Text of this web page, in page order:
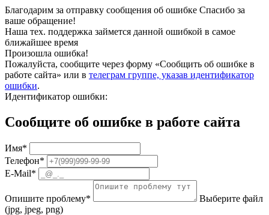
Благодарим за отправку сообщения об ошибке Спасибо за
ваше обращение!
Наша тех. поддержка займется данной ошибкой в самое
ближайшее время
Произошла ошибка!
Пожалуйста, сообщите через форму «Сообщить об ошибке в
работе сайта» или в телеграм группе, указав идентификатор
ошибки.
Идентификатор ошибки:
Сообщите об ошибке в работе сайта
Имя*
Телефон*
E-Mail*
Опишите проблему*
Выберите файл
(jpg, jpeg, png)